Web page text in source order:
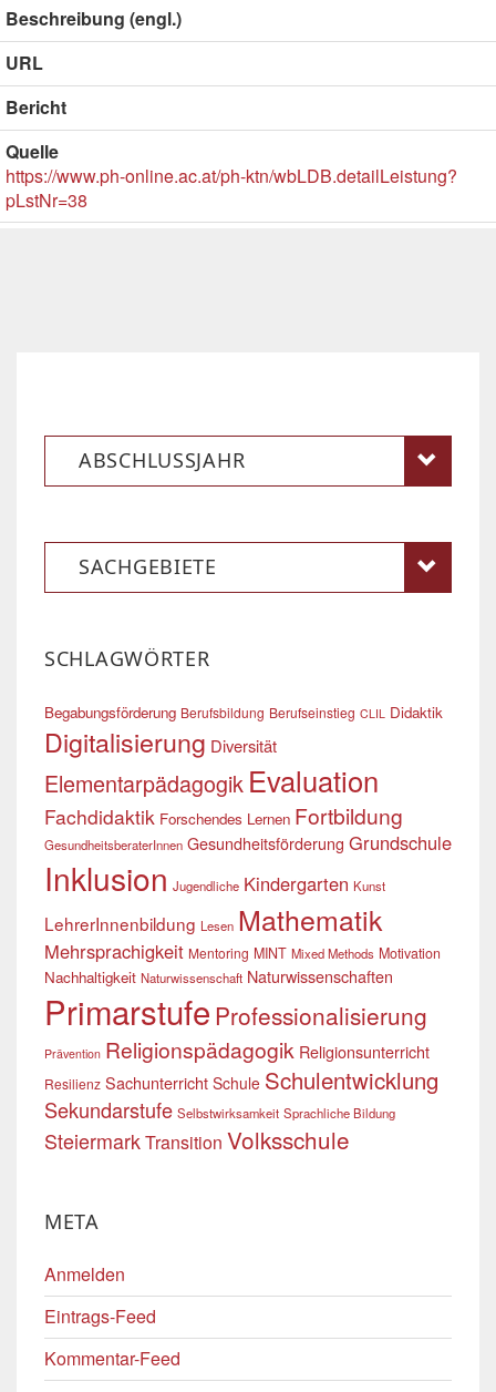
Beschreibung (engl.)
URL
Bericht
Quelle
https://www.ph-online.ac.at/ph-ktn/wbLDB.detailLeistung?
pLstNr=38
ABSCHLUSSJAHR
SACHGEBIETE
SCHLAGWÖRTER
Begabungsförderung Berufsbildung Berufseinstieg CLIL Didaktik
Digitalisierung Diversität
Elementarpädagogik Evaluation
Fachdidaktik Forschendes Lernen Fortbildung
GesundheitsberaterInnen Gesundheitsförderung Grundschule
Inklusion Jugendliche Kindergarten Kunst
LehrerInnenbildung Lesen Mathematik
Mehrsprachigkeit Mentoring MINT Mixed Methods Motivation
Nachhaltigkeit Naturwissenschaft Naturwissenschaften
Primarstufe Professionalisierung
Prävention Religionspädagogik Religionsunterricht
Resilienz Sachunterricht Schule Schulentwicklung
Sekundarstufe Selbstwirksamkeit Sprachliche Bildung
SteiermarkTransition Volksschule
META
Anmelden
Eintrags-Feed
Kommentar-Feed